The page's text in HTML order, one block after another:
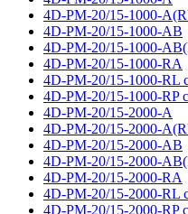
4D-PM-20/15-1000-
4D-PM-20/15-1000-AB
4D-PM-20/15-1000-
4D-PM-20/15-1000-RA
4D-PM-20/15-1000-RL
4D-PM-20/15-1000-RP
4D-PM-20/15-2000-A
4D-PM-20/15-2000-
4D-PM-20/15-2000-AB
4D-PM-20/15-2000-
4D-PM-20/15-2000-RA
4D-PM-20/15-2000-RL
4D-PM-20/15-2000-RP